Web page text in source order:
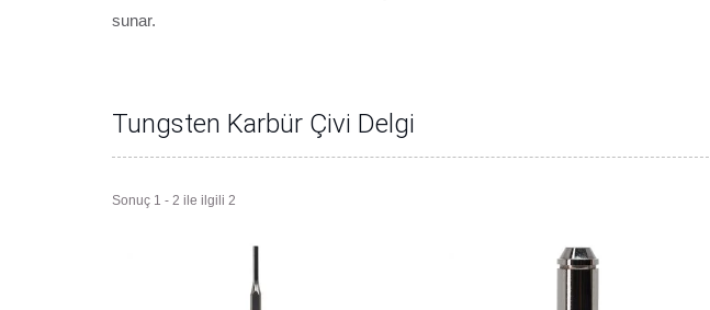
sunar.
Tungsten Karbür Çivi Delgi
Sonuç 1 - 2 ile ilgili 2